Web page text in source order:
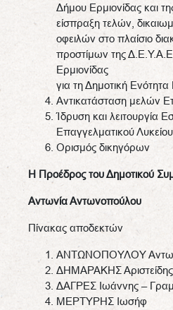
Δήμου Ερμιονίδας και
είσπραξη τελών,
οφειλών στο πλαίσιο
προστίμων της
Ερμιονίδας
για τη Δημοτική
Αντικατάσταση μελών
Ίδρυση και λειτουργία
Επαγγελματικού
Ορισμός δικηγόρων
Η Προέδρος του Δημοτικού
Αντωνία Αντωνοπούλου
Πίνακας αποδεκτών
ΑΝΤΩΝΟΠΟΥΛΟΥ
ΔΗΜΑΡΑΚΗΣ Αριστείδης
ΔΑΓΡΕΣ Ιωάννης –
ΜΕΡΤΥΡΗΣ Ιωσήφ